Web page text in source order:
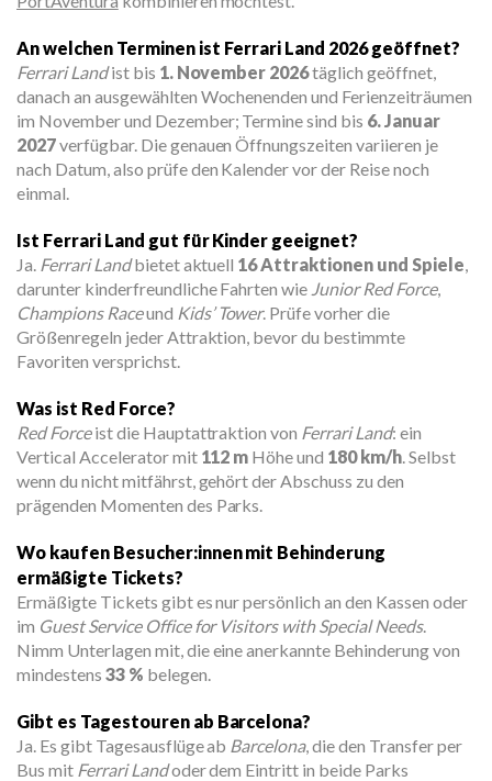
An welchen Terminen ist Ferrari Land 2026 geöffnet?
Ferrari Landist bis 1. November 2026täglich geöffnet,
danach an ausgewählten Wochenenden und Ferienzeiträumen
im November und Dezember; Termine sind bis 6. Januar
2027verfügbar. Die genauen Öffnungszeiten variieren je
nach Datum, also prüfe den Kalender vor der Reise noch
einmal.
Ist Ferrari Land gut für Kinder geeignet?
Ja. Ferrari Landbietet aktuell 16 Attraktionen und Spiele,
darunter kinderfreundliche Fahrten wie Junior Red Force,
Champions Raceund Kids’ Tower. Prüfe vorher die
Größenregeln jeder Attraktion, bevor du bestimmte
Favoriten versprichst.
Was ist Red Force?
Red Forceist die Hauptattraktion von Ferrari Land: ein
Vertical Accelerator mit 112 m Höhe und 180 km/h. Selbst
wenn du nicht mitfährst, gehört der Abschuss zu den
prägenden Momenten des Parks.
Wo kaufen Besucher:innen mit Behinderung
ermäßigte Tickets?
Ermäßigte Tickets gibt es nur persönlich an den Kassen oder
im Guest Service Office for Visitors with Special Needs.
Nimm Unterlagen mit, die eine anerkannte Behinderung von
mindestens 33 % belegen.
Gibt es Tagestouren ab Barcelona?
Ja. Es gibt Tagesausflüge ab Barcelona, die den Transfer per
Bus mit Ferrari Landoder dem Eintritt in beide Parks